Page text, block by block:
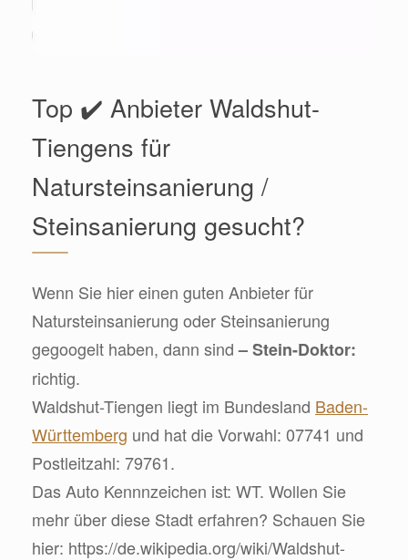
Top ✔️ Anbieter Waldshut-
Tiengens für
Natursteinsanierung /
Steinsanierung gesucht?
Wenn Sie hier einen guten Anbieter für
Natursteinsanierung oder Steinsanierung
gegoogelt haben, dann sind– Stein-Doktor:
richtig.
Waldshut-Tiengen liegt im Bundesland Baden-
Württemberg und hat die Vorwahl: 07741 und
Postleitzahl: 79761.
Das Auto Kennnzeichen ist: WT. Wollen Sie
mehr über diese Stadt erfahren? Schauen Sie
hier: https://de.wikipedia.org/wiki/Waldshut-